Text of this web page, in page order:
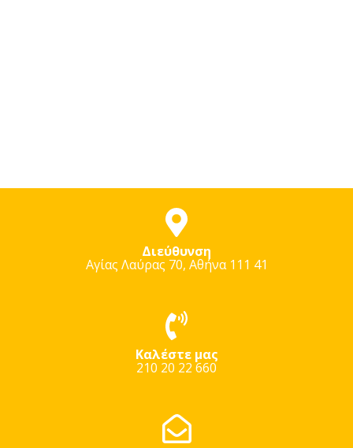
Διεύθυνση
Αγίας Λαύρας 70, Αθήνα 111 41
Καλέστε μας
210 20 22 660